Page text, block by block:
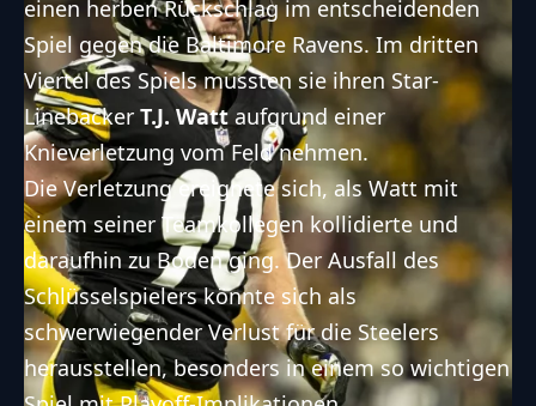
einen herben Rückschlag im entscheidenden
Spiel gegen die Baltimore Ravens. Im dritten
Viertel des Spiels mussten sie ihren Star-
LinebackerT.J. Wattaufgrund einer
Knieverletzung vom Feld nehmen.
Die Verletzung ereignete sich, als Watt mit
einem seiner Teamkollegen kollidierte und
daraufhin zu Boden ging. Der Ausfall des
Schlüsselspielers könnte sich als
schwerwiegender Verlust für die Steelers
herausstellen, besonders in einem so wichtigen